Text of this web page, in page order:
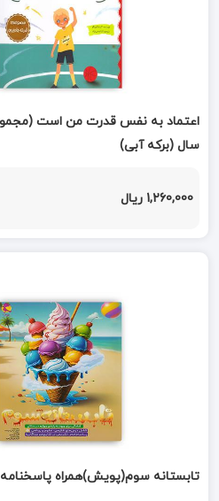
سال (برکه آبی)
1,260,000 ریال
تابستانه سوم(پویش)همراه پاسخنامه